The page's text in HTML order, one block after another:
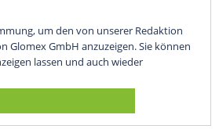
um den von unserer Redaktion
Glomex GmbH anzuzeigen. Sie können
lassen und auch wieder